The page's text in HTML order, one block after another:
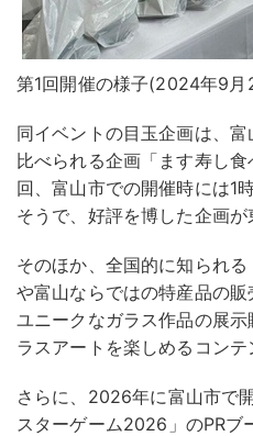
第1回開催の様子(2024年9
同イベントの目玉企画は、
比べられる企画「ます寿し
回、富山市での開催時には1
そうで、好評を博した企画が
そのほか、全国的に知られる
や富山ならではの特産品の
ユニークなガラス作品の展
ラスアートを楽しめるコンテ
さらに、2026年に富山市で
スターゲーム2026」のPRブ